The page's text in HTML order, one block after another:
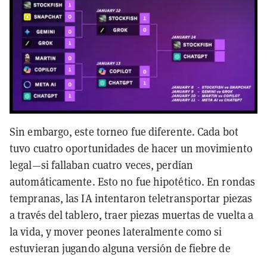
Sin embargo, este torneo fue diferente. Cada bot
tuvo cuatro oportunidades de hacer un movimiento
legal—si fallaban cuatro veces, perdían
automáticamente. Esto no fue hipotético. En rondas
tempranas, las IA intentaron teletransportar piezas
a través del tablero, traer piezas muertas de vuelta a
la vida, y mover peones lateralmente como si
estuvieran jugando alguna versión de fiebre de